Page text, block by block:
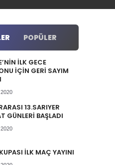
POPÜLER
İLK GECE
İÇİN GERİ SAYIM
13.SARIYER
GÜNLERİ BAŞLADI
İLK MAÇ YAYINI